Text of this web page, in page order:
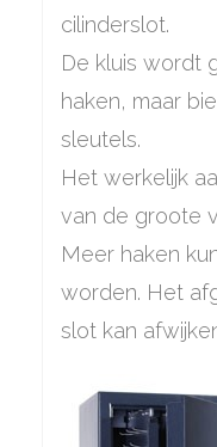
cilinderslot.
De kluis wordt
haken, maar
sleutels.
Het werkelijk
van de groote
Meer haken
worden. Het
slot kan